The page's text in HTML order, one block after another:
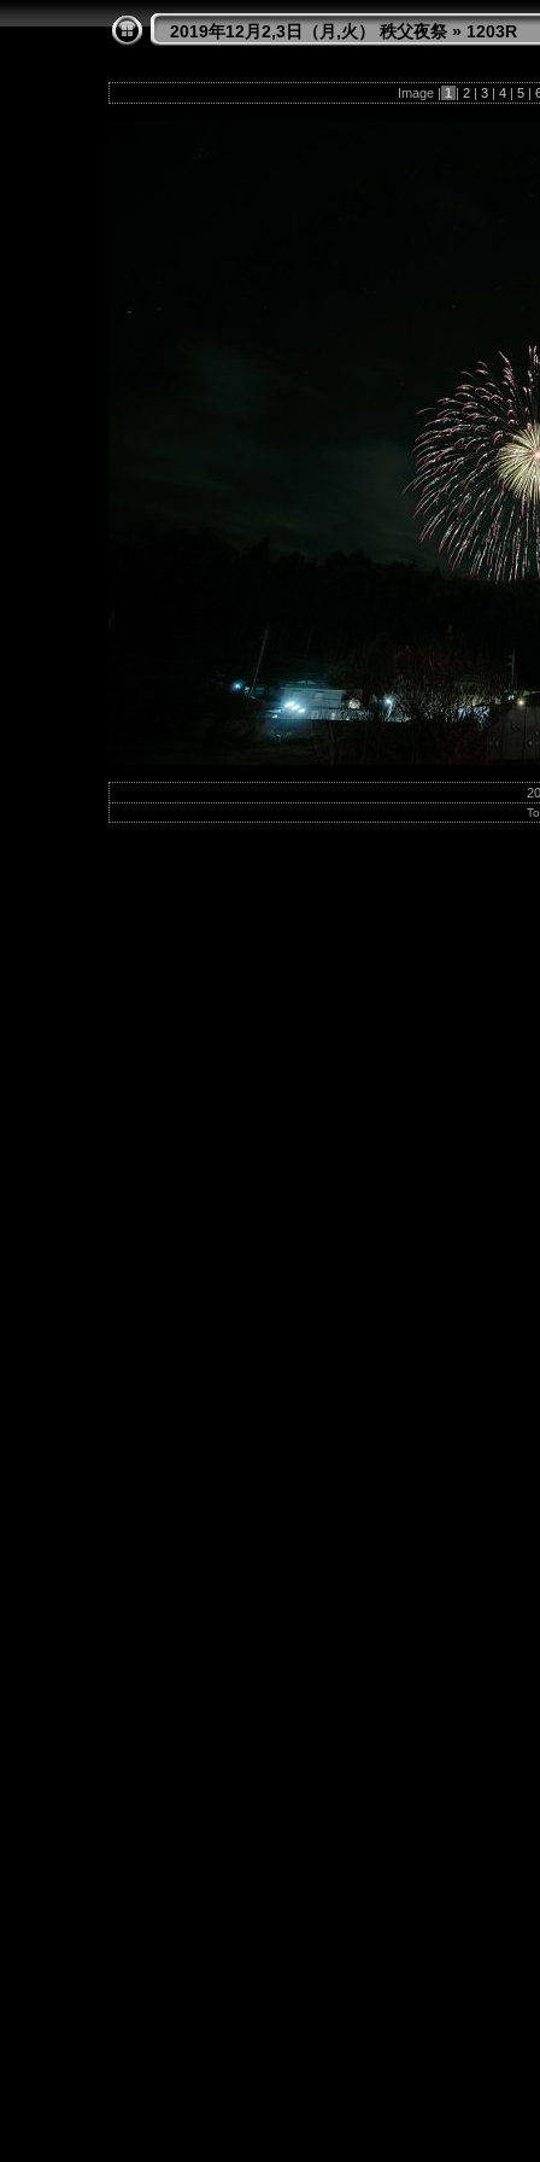
2019年12月2,3日（月,火） 秩父夜祭 » 1203R
Image | 1 | 2 | 3 | 4 | 5 |